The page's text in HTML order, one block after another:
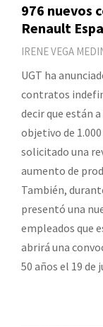
976 nuevos
Renault
IRENE VEGA
UGT ha
contratos
decir que están
objetivo de
solicitado una
aumento de
También,
presentó una
empleados que
abrirá una
50 años el 19 de